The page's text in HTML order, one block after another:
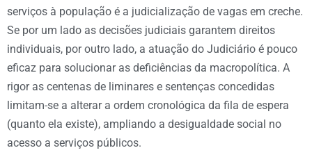
serviços à população é a judicialização de vagas em creche.
Se por um lado as decisões judiciais garantem direitos
individuais, por outro lado, a atuação do Judiciário é pouco
eficaz para solucionar as deficiências da macropolítica. A
rigor as centenas de liminares e sentenças concedidas
limitam-se a alterar a ordem cronológica da fila de espera
(quanto ela existe), ampliando a desigualdade social no
acesso a serviços públicos.